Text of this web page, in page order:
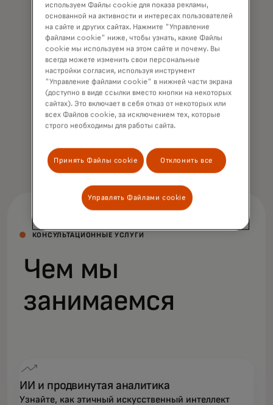
Комплексное партнёрство
Это ставит приоритет на ваши цели,
прибыльность и успех.
КОНСУЛЬТАЦИОННЫЕ УСЛУГИ
Чем мы
занимаемся
ИИ и продвинутая аналитика
Узнайте, как этичный искусственный интеллект
используем Файлы cookie для показа рекламы,
основанной на активности и интересах пользователей
на сайте и других сайтах. Нажмите "Управление
файлами cookie" ниже, чтобы узнать, какие Файлы
cookie мы используем на этом сайте и почему. Вы
всегда можете изменить свои персональные
настройки согласия, используя инструмент
"Управление файлами cookie" в нижней части экрана
(доступно в виде ссылки вместо кнопки на некоторых
сайтах). Это включает в себя отказ от некоторых или
всех Файлов cookie, за исключением тех, которые
строго необходимы для работы сайта.
Принять Файлы cookie Отклонить все
Управлять Файлами cookie